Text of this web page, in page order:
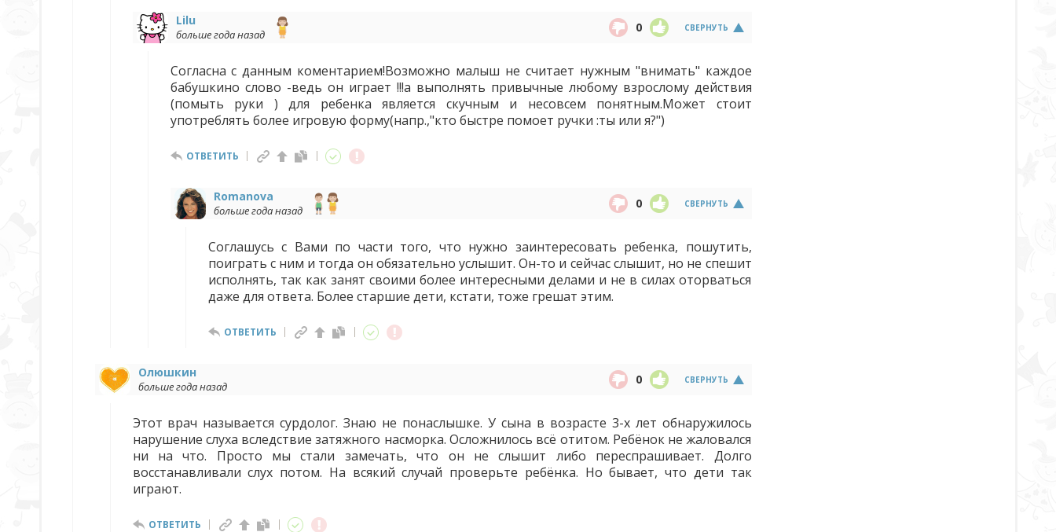
Lilu
больше года назад СВЕРНУТЬ
0
Согласна с данным коментарием!Возможно малыш не считает нужным "внимать" каждое
бабушкино слово -ведь он играет !!!а выполнять привычные любому взрослому действия
(помыть руки ) для ребенка является скучным и несовсем понятным.Может стоит
употреблять более игровую форму(напр.,"кто быстре помоет ручки :ты или я?")
ОТВЕТИТЬ
Romanova
больше года назад СВЕРНУТЬ
0
Соглашусь с Вами по части того, что нужно заинтересовать ребенка, пошутить,
поиграть с ним и тогда он обязательно услышит. Он-то и сейчас слышит, но не спешит
исполнять, так как занят своими более интересными делами и не в силах оторваться
даже для ответа. Более старшие дети, кстати, тоже грешат этим.
ОТВЕТИТЬ
Олюшкин
больше года назад СВЕРНУТЬ
0
Этот врач называется сурдолог. Знаю не понаслышке. У сына в возрасте 3-х лет обнаружилось
нарушение слуха вследствие затяжного насморка. Осложнилось всё отитом. Ребёнок не жаловался
ни на что. Просто мы стали замечать, что он не слышит либо переспрашивает. Долго
восстанавливали слух потом. На всякий случай проверьте ребёнка. Но бывает, что дети так
играют.
ОТВЕТИТЬ